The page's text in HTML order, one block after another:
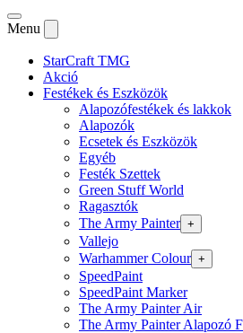
Menu
StarCraft TMG
Akció
Festékek és Eszközök
Alapozófestékek és lakkok
Alapozók
Ecsetek és Eszközök
Egyéb
Festék Szettek
Green Stuff World
Ragasztók
The Army Painter +
Vallejo
Warhammer Colour +
SpeedPaint
SpeedPaint Marker
The Army Painter Air
The Army Painter Alapozó